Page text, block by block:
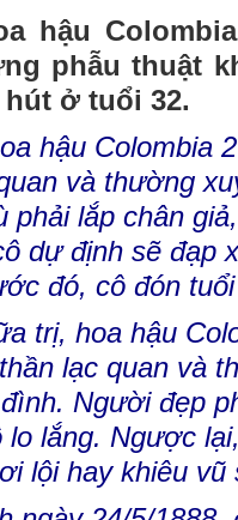
hậu
phẫu thuật
ở tuổi 32.
trị, hoa hậu
lạc quan và
Người đẹp
lo lắng. Ngược
lội hay khiêu vũ